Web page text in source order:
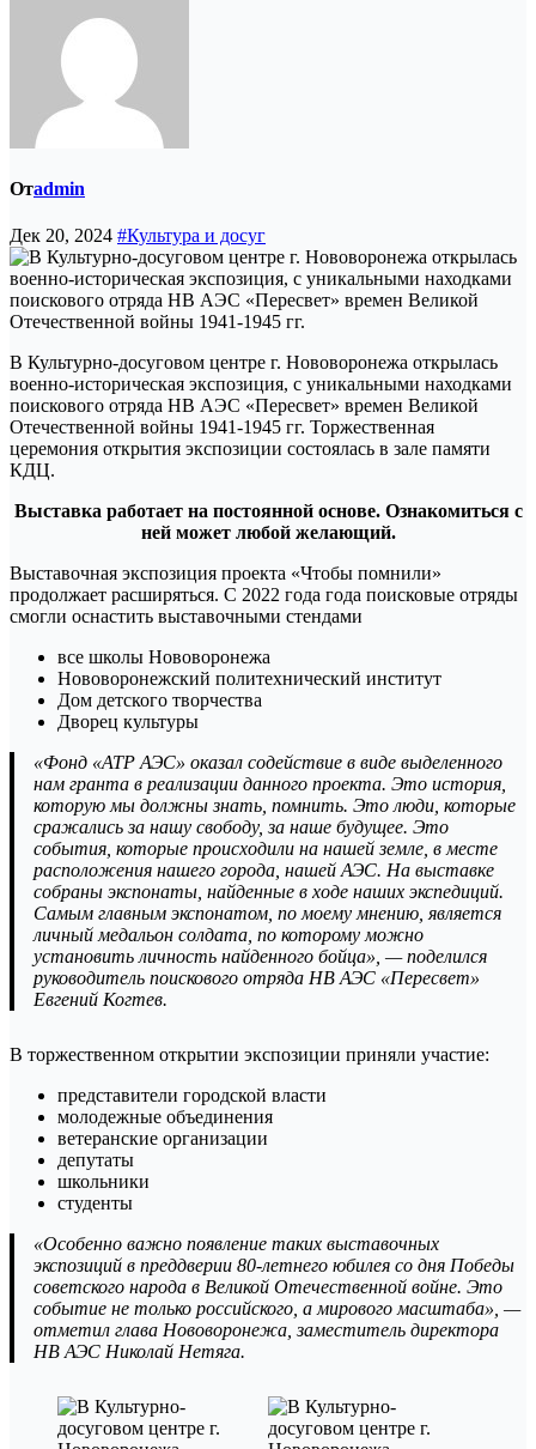
Отadmin
Дек 20, 2024 #Культура и досуг
В Культурно-досуговом центре г. Нововоронежа открылась
военно-историческая экспозиция, с уникальными находками
поискового отряда НВ АЭС «Пересвет» времен Великой
Отечественной войны 1941-1945 гг. Торжественная
церемония открытия экспозиции состоялась в зале памяти
КДЦ.
Выставка работает на постоянной основе. Ознакомиться с
ней может любой желающий.
Выставочная экспозиция проекта «Чтобы помнили»
продолжает расширяться. С 2022 года года поисковые отряды
смогли оснастить выставочными стендами
все школы Нововоронежа
Нововоронежский политехнический институт
Дом детского творчества
Дворец культуры
«Фонд «АТР АЭС» оказал содействие в виде выделенного
нам гранта в реализации данного проекта. Это история,
которую мы должны знать, помнить. Это люди, которые
сражались за нашу свободу, за наше будущее. Это
события, которые происходили на нашей земле, в месте
расположения нашего города, нашей АЭС. На выставке
собраны экспонаты, найденные в ходе наших экспедиций.
Самым главным экспонатом, по моему мнению, является
личный медальон солдата, по которому можно
установить личность найденного бойца», — поделился
руководитель поискового отряда НВ АЭС «Пересвет»
Евгений Когтев.
В торжественном открытии экспозиции приняли участие:
представители городской власти
молодежные объединения
ветеранские организации
депутаты
школьники
студенты
«Особенно важно появление таких выставочных
экспозиций в преддверии 80-летнего юбилея со дня Победы
советского народа в Великой Отечественной войне. Это
событие не только российского, а мирового масштаба», —
отметил глава Нововоронежа, заместитель директора
НВ АЭС Николай Нетяга.